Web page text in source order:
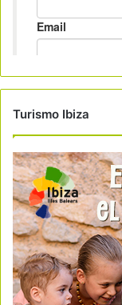
Turismo Ibiza